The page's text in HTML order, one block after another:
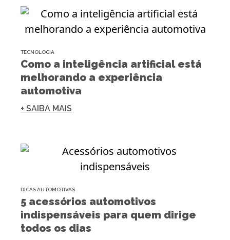
TECNOLOGIA
Como a inteligência artificial está
melhorando a experiência
automotiva
+ SAIBA MAIS
DICAS AUTOMOTIVAS
5 acessórios automotivos
indispensáveis para quem dirige
todos os dias